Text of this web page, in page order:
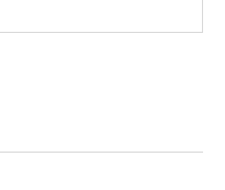
płatności